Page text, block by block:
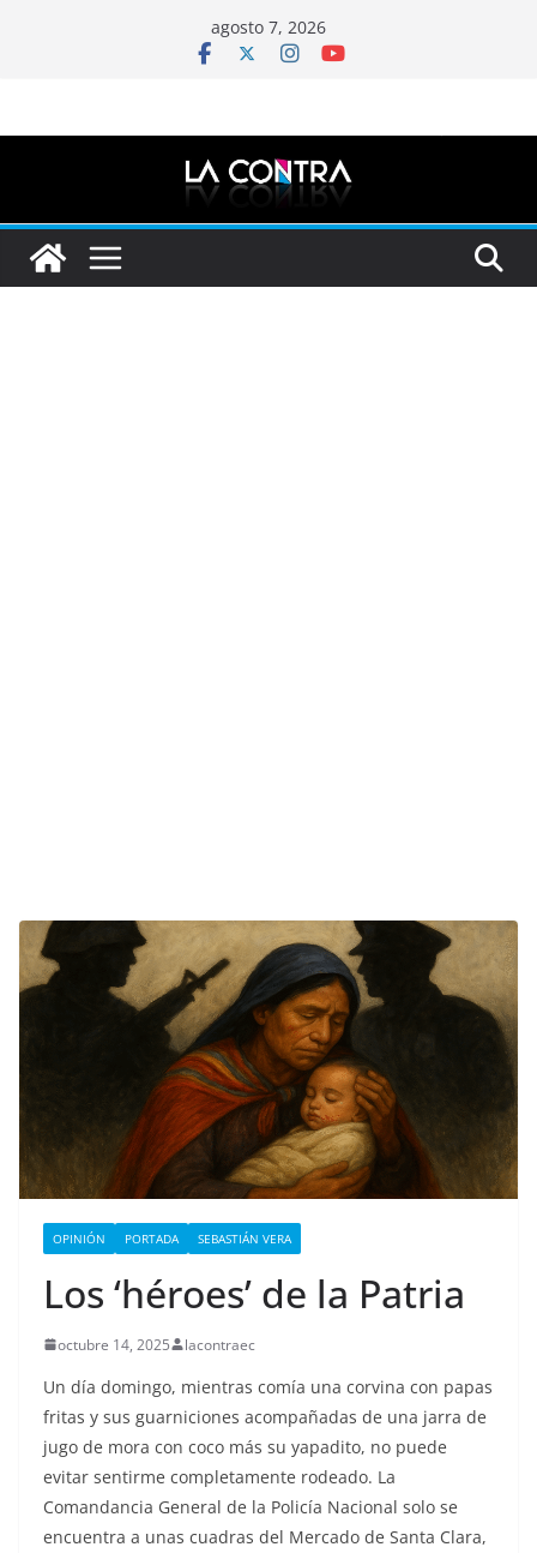
agosto 7, 2026
OPINIÓN PORTADA SEBASTIÁN VERA
Los ‘héroes’ de la Patria
octubre 14, 2025 lacontraec
Un día domingo, mientras comía una corvina con papas
fritas y sus guarniciones acompañadas de una jarra de
jugo de mora con coco más su yapadito, no puede
evitar sentirme completamente rodeado. La
Comandancia General de la Policía Nacional solo se
encuentra a unas cuadras del Mercado de Santa Clara,